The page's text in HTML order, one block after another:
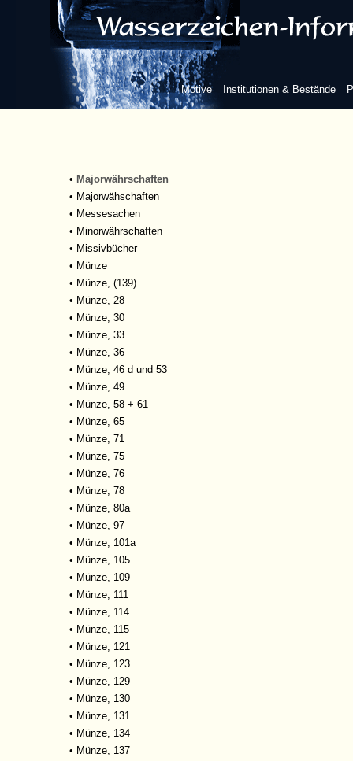
Motive Institutionen & Bestände
• Kaiserschreiben III
•Kaiserschreiben III, 123
•Kaiserschreiben III, 128
•Kaiserschreiben IV
•Kaiserschreiben V
•Kaiserschreiben VI
•Kaiserschreiben VI 46
• Majorwährschaften
• Majorwähschaften
• Messesachen
• Minorwährschaften
• Missivbücher
• Münze
• Münze, (139)
• Münze, 28
• Münze, 30
• Münze, 33
• Münze, 36
• Münze, 46 d und 53
• Münze, 49
• Münze, 58 + 61
• Münze, 65
• Münze, 71
• Münze, 75
• Münze, 76
• Münze, 78
• Münze, 80a
• Münze, 97
• Münze, 101a
• Münze, 105
• Münze, 109
• Münze, 111
• Münze, 114
• Münze, 115
• Münze, 121
• Münze, 123
• Münze, 129
• Münze, 130
• Münze, 131
• Münze, 134
• Münze, 137